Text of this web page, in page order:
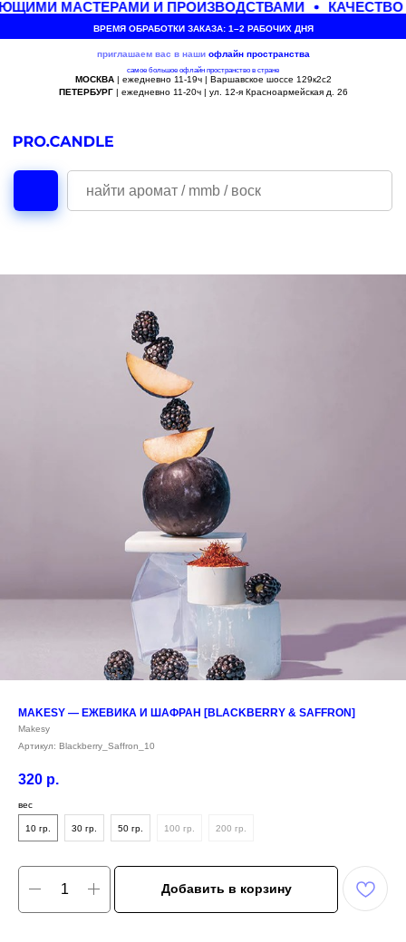
МАСТЕРАМИ И ПРОИЗВОДСТВАМИ КАЧЕСТВО
ВРЕМЯ ОБРАБОТКИ ЗАКАЗА: 1–2 РАБОЧИХ ДНЯ
приглашаем вас в наши офлайн пространства
самое большое офлайн пространство в стране
МОСКВА| ежедневно 11-19ч | Варшавское шоссе 129к2с2
ПЕТЕРБУРГ| ежедневно 11-20ч | ул. 12-я Красноармейская д. 26
MAKESY — ЕЖЕВИКА И ШАФРАН [BLACKBERRY & SAFFRON]
Makesy
Артикул: Blackberry_Saffron_10
320 р.
вес
10 гр. 30 гр. 50 гр. 100 гр. 200 гр.
Добавить в корзину